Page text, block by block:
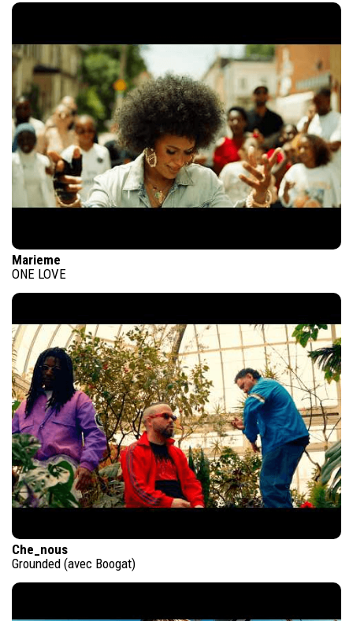
Marieme
ONE LOVE
Che_nous
Grounded (avec Boogat)